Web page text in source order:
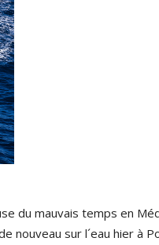
du mauvais temps en
nouveau sur l´eau hier à